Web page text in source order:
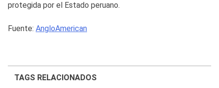
protegida por el Estado peruano.
Fuente: AngloAmerican
TAGS RELACIONADOS